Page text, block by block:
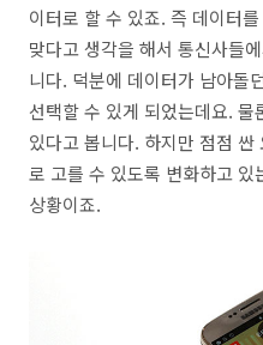
이터로 할 수 있죠. 즉 데이터
맞다고 생각을 해서 통신사들
니다. 덕분에 데이터가 남아돌
선택할 수 있게 되었는데요.
있다고 봅니다. 하지만 점점
로 고를 수 있도록 변화하고
상황이죠.